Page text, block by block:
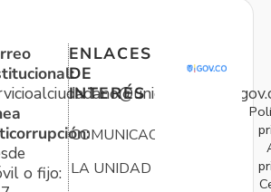
o fijo:
ENLACES
DE
INTERÉS
COMUNICACIONES
LA UNIDAD